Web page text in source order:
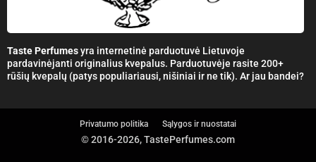
Taste Perfumesyra internetinė parduotuvė Lietuvoje
pardavinėjanti originalius kvepalus. Parduotuvėje rasite 200+
rūšių kvepalų (patys populiariausi, nišiniai ir ne tik). Ar jau bandei?
Privatumo politika Sąlygos ir nuostatai
© 2016-2026, TastePerfumes.com